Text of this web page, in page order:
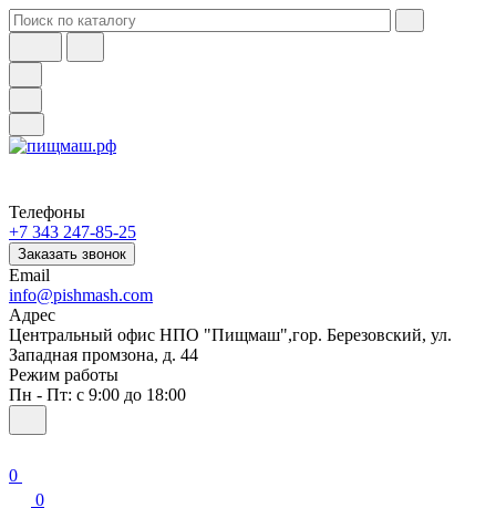
Телефоны
+7 343 247-85-25
Заказать звонок
Email
info@pishmash.com
Адрес
Центральный офис НПО "Пищмаш",гор. Березовский, ул.
Западная промзона, д. 44
Режим работы
Пн - Пт: с 9:00 до 18:00
0
0